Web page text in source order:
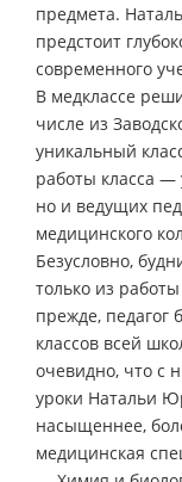
предмета.
предстоит
современного
В медклассе
числе из
уникальный
работы класса
но и ведущих
медицинского
Безусловно,
только из
прежде, педагог
классов всей
очевидно, что с
уроки Натальи
насыщеннее,
медицинская